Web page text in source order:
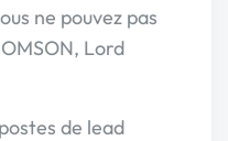
ne pouvez pas
Lord
de lead